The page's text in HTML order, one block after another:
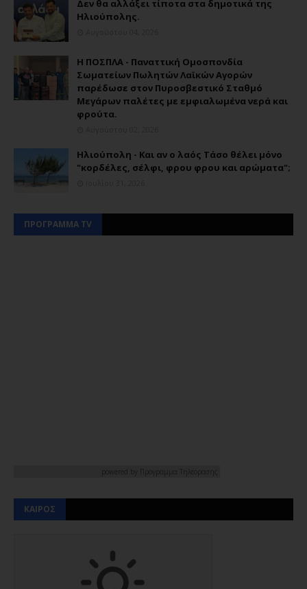
Δεν θα αλλάξει τίποτα στα δημοτικά της
Ηλιούπολης.
Η ΠΟΣΠΛΑ - Παναττική Ομοσπονδία
Σωματείων Πωλητών Λαϊκών Αγορών
παρέδωσε στον Πυροσβεστικό Σταθμό
Μεγάρων παλέτες με εμφιαλωμένα νερά και
φρούτα.
Ηλιούπολη - Και αν ο λαός Τάσο θέλει μόνο
"κορδέλες, σέλφι, φρου φρου και αρώματα";
ΠΡΟΓΡΑΜΜΑ TV
ΚΑΙΡΟΣ